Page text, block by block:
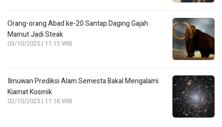
Orang-orang Abad ke-20 Santap Daging Gajah
Mamut Jadi Steak
03/10/2025 | 11:15 WIB
Ilmuwan Prediksi Alam Semesta Bakal Mengalami
Kiamat Kosmik
02/10/2025 | 11:16 WIB